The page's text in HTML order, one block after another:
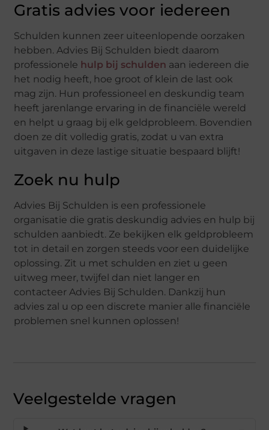
Gratis advies voor iedereen
Schulden kunnen zeer uiteenlopende oorzaken
hebben. Advies Bij Schulden biedt daarom
professionele hulp bij schulden aan iedereen die
het nodig heeft, hoe groot of klein de last ook
mag zijn. Hun professioneel en deskundig team
heeft jarenlange ervaring in de financiële wereld
en helpt u graag bij elk geldprobleem. Bovendien
doen ze dit volledig gratis, zodat u van extra
uitgaven in deze lastige situatie bespaard blijft!
Zoek nu hulp
Advies Bij Schulden is een professionele
organisatie die gratis deskundig advies en hulp bij
schulden aanbiedt. Ze bekijken elk geldprobleem
tot in detail en zorgen steeds voor een duidelijke
oplossing. Zit u met schulden en ziet u geen
uitweg meer, twijfel dan niet langer en
contacteer Advies Bij Schulden. Dankzij hun
advies zal u op een discrete manier alle financiële
problemen snel kunnen oplossen!
Veelgestelde vragen